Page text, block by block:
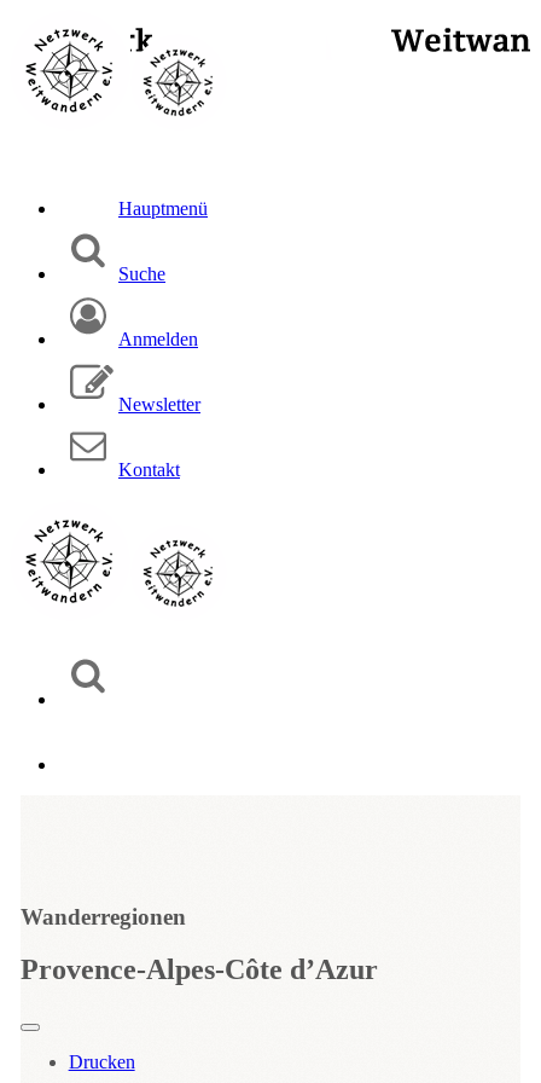
Hauptmenü
Suche
Anmelden
Newsletter
Kontakt
Wanderregionen
Provence-Alpes-Côte d’Azur
Drucken